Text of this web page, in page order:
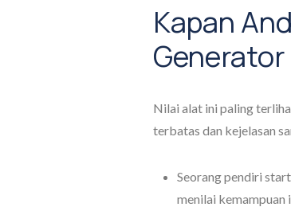
Kapan
Generator
Nilai alat ini paling
terbatas dan kejelasan
Seorang pendiri
menilai kemampuan